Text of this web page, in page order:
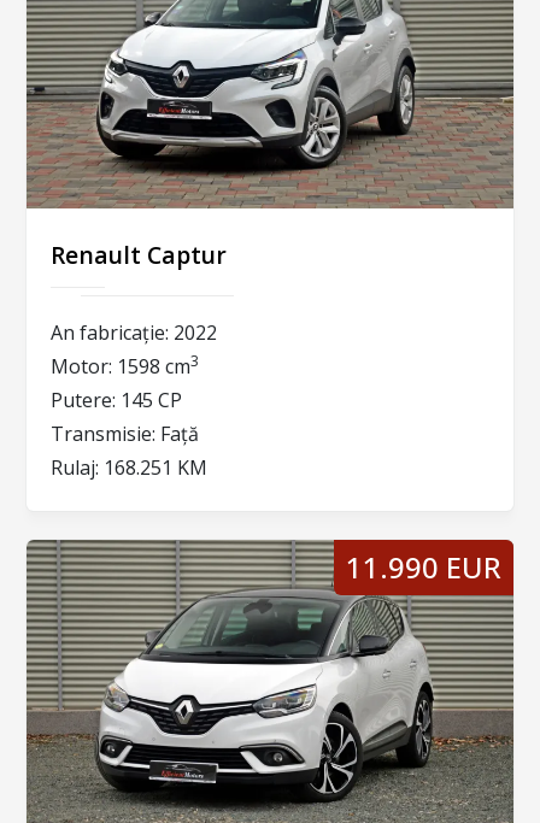
Renault Captur
An fabricație: 2022
Motor: 1598 cm3
Putere: 145 CP
Transmisie: Față
Rulaj: 168.251 KM
11.990 EUR